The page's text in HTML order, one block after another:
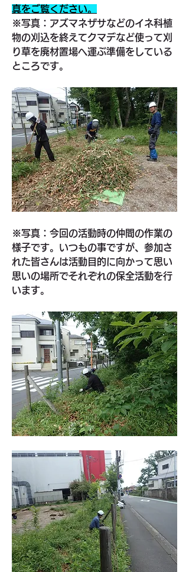
真をご覧ください。
※写真：アズマネザサなどのイネ科植
物の刈込を終えてクマデなど使って刈
り草を廃材置場へ運ぶ準備をしている
ところです。
※写真：今回の活動時の仲間の作業の
様子です。いつもの事ですが、参加さ
れた皆さんは活動目的に向かって思い
思いの場所でそれぞれの保全活動を行
います。